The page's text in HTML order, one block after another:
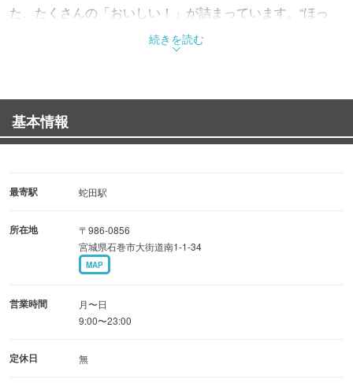
た、たくさんの「おいしい！」が詰まっています。“ほっ
と”できるお弁当で、“もっと”お客様を笑顔にする。これか
らも、そんなお弁当をお届けします。
続きを読む
基本情報
最寄駅 蛇田駅
所在地
〒986-0856
宮城県石巻市大街道南1-1-34
MAP
営業時間
月〜日
9:00〜23:00
定休日 無